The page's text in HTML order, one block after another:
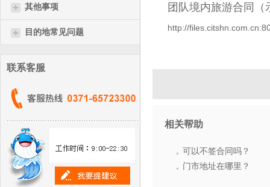
其他事项
目的地常见问题
联系客服
团队境内旅游合同（
http://
相关帮助
可以不签合同吗？
门市地址在哪里？